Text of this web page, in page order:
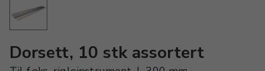
Dorsett, 10 stk assortert